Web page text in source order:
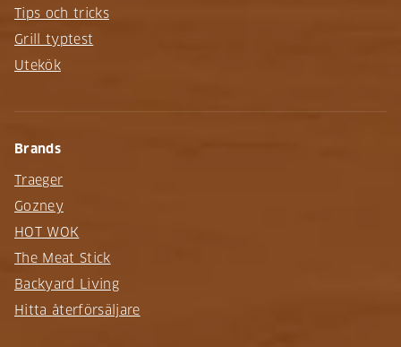
Tips och tricks
Grill typtest
Utekök
Brands
Traeger
Gozney
HOT WOK
The Meat Stick
Backyard Living
Hitta återförsäljare